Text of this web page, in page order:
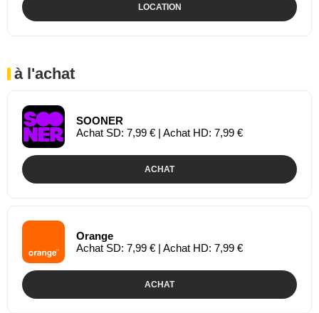
LOCATION
à l'achat
SOONER
Achat SD: 7,99 € | Achat HD: 7,99 €
ACHAT
Orange
Achat SD: 7,99 € | Achat HD: 7,99 €
ACHAT